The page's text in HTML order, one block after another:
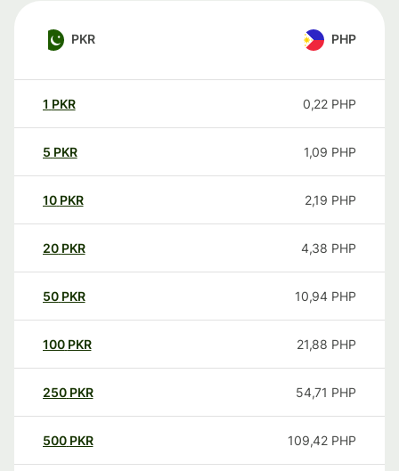
PKR PHP
1 PKR 0,22 PHP
5 PKR 1,09 PHP
10 PKR 2,19 PHP
20 PKR 4,38 PHP
50 PKR 10,94 PHP
100 PKR 21,88 PHP
250 PKR 54,71 PHP
500 PKR 109,42 PHP